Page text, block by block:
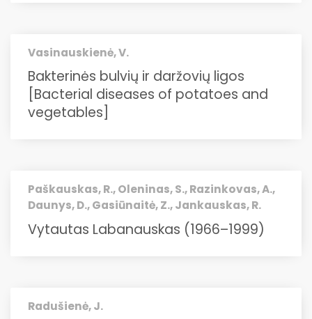
Vasinauskienė, V.
Bakterinės bulvių ir daržovių ligos
[Bacterial diseases of potatoes and
vegetables]
Paškauskas, R., Oleninas, S., Razinkovas, A.,
Daunys, D., Gasiūnaitė, Z., Jankauskas, R.
Vytautas Labanauskas (1966–1999)
Radušienė, J.